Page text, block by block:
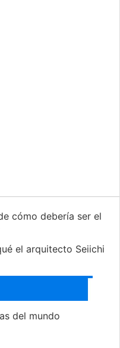
cómo debería ser el
el arquitecto Seiichi
del mundo